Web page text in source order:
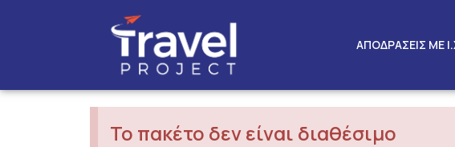
ΑΠΟΔΡΑΣΕΙΣ ΜΕ
Το πακέτο δεν είναι διαθέσιμο